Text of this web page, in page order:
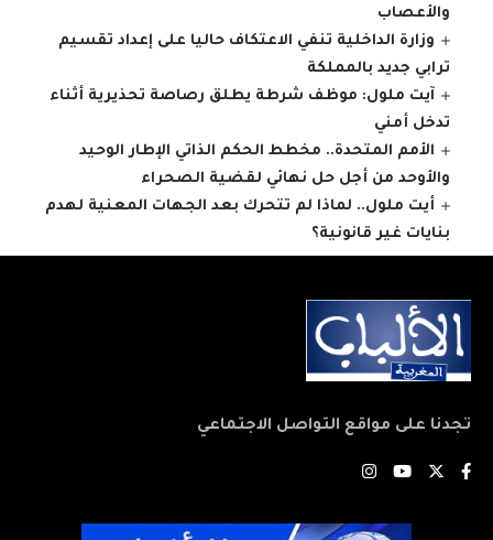
والأعصاب
وزارة الداخلية تنفي الاعتكاف حاليا على إعداد تقسيم
ترابي جديد بالمملكة
آيت ملول: موظف شرطة يطلق رصاصة تحذيرية أثناء
تدخل أمني
الأمم المتحدة.. مخطط الحكم الذاتي الإطار الوحيد
والأوحد من أجل حل نهائي لقضية الصحراء
أيت ملول.. لماذا لم تتحرك بعد الجهات المعنية لهدم
بنايات غير قانونية؟
تجدنا على مواقع التواصل الاجتماعي